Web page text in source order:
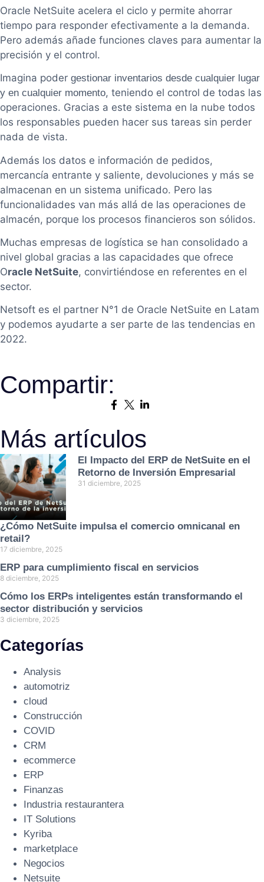
Oracle NetSuite acelera el ciclo y permite ahorrar
tiempo para responder efectivamente a la demanda.
Pero además añade funciones claves para aumentar la
precisión y el control.
Imagina poder gestionar inventarios desde cualquier lugar
y en cualquier momento, teniendo el control de todas las
operaciones. Gracias a este sistema en la nube todos
los responsables pueden hacer sus tareas sin perder
nada de vista.
Además los datos e información de pedidos,
mercancía entrante y saliente, devoluciones y más se
almacenan en un sistema unificado. Pero las
funcionalidades van más allá de las operaciones de
almacén, porque los procesos financieros son sólidos.
Muchas empresas de logística se han consolidado a
nivel global gracias a las capacidades que ofrece
Oracle NetSuite, convirtiéndose en referentes en el
sector.
Netsoft es el partner N°1 de Oracle NetSuite en Latam
y podemos ayudarte a ser parte de las tendencias en
2022.
Compartir:
Más artículos
El Impacto del ERP de NetSuite en el
Retorno de Inversión Empresarial
31 diciembre, 2025
¿Cómo NetSuite impulsa el comercio omnicanal en
retail?
17 diciembre, 2025
ERP para cumplimiento fiscal en servicios
8 diciembre, 2025
Cómo los ERPs inteligentes están transformando el
sector distribución y servicios
3 diciembre, 2025
Categorías
Analysis
automotriz
cloud
Construcción
COVID
CRM
ecommerce
ERP
Finanzas
Industria restaurantera
IT Solutions
Kyriba
marketplace
Negocios
Netsuite